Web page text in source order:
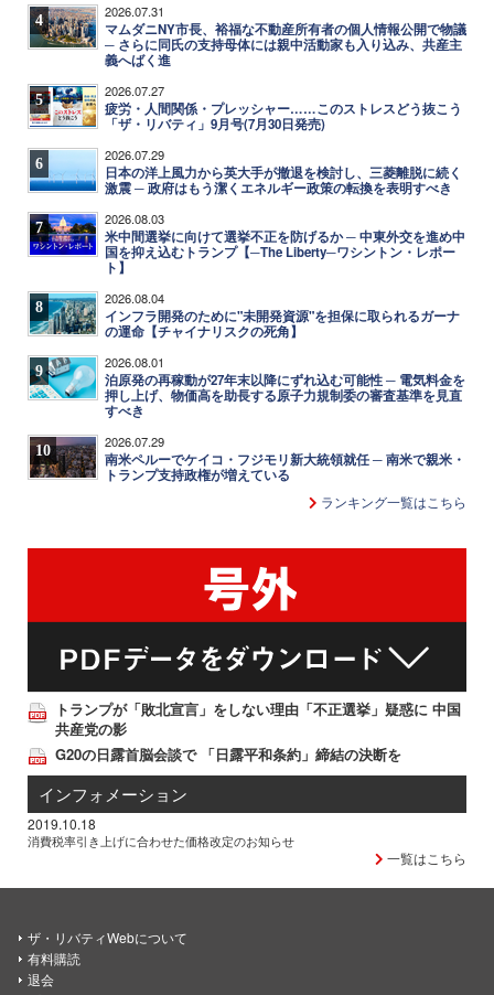
4 2026.07.31
マムダニNY市長、裕福な不動産所有者の個人情報公開で物議
─ さらに同氏の支持母体には親中活動家も入り込み、共産主
義へばく進
5 2026.07.27
疲労・人間関係・プレッシャー……このストレスどう抜こう
「ザ・リバティ」9月号(7月30日発売)
6 2026.07.29
日本の洋上風力から英大手が撤退を検討し、三菱離脱に続く
激震 ─ 政府はもう潔くエネルギー政策の転換を表明すべき
7 2026.08.03
米中間選挙に向けて選挙不正を防げるか ─ 中東外交を進め中
国を抑え込むトランプ【─The Liberty─ワシントン・レポー
ト】
8 2026.08.04
インフラ開発のために"未開発資源"を担保に取られるガーナ
の運命【チャイナリスクの死角】
9 2026.08.01
泊原発の再稼動が27年末以降にずれ込む可能性 ─ 電気料金を
押し上げ、物価高を助長する原子力規制委の審査基準を見直
すべき
10 2026.07.29
南米ペルーでケイコ・フジモリ新大統領就任 ─ 南米で親米・
トランプ支持政権が増えている
ランキング一覧はこちら
トランプが「敗北宣言」をしない理由「不正選挙」疑惑に 中国
共産党の影
G20の日露首脳会談で 「日露平和条約」締結の決断を
インフォメーション
2019.10.18
消費税率引き上げに合わせた価格改定のお知らせ
一覧はこちら
ザ・リバティWebについて
有料購読
退会